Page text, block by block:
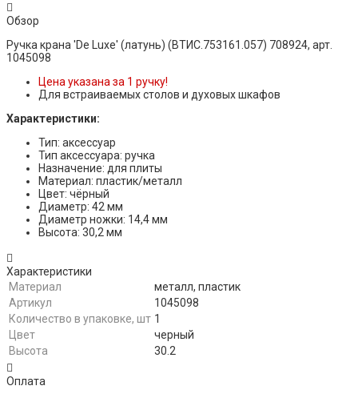
Обзор
Ручка крана 'De Luxe' (латунь) (ВТИС.753161.057) 708924, арт.
1045098
Цена указана за 1 ручку!
Для встраиваемых столов и духовых шкафов
Характеристики:
Тип: аксессуар
Тип аксессуара: ручка
Назначение: для плиты
Материал: пластик/металл
Цвет: чёрный
Диаметр: 42 мм
Диаметр ножки: 14,4 мм
Высота: 30,2 мм
Характеристики
Материал
металл, пластик
Артикул
1045098
Количество в упаковке, шт 1
Цвет
черный
Высота
30.2
Оплата